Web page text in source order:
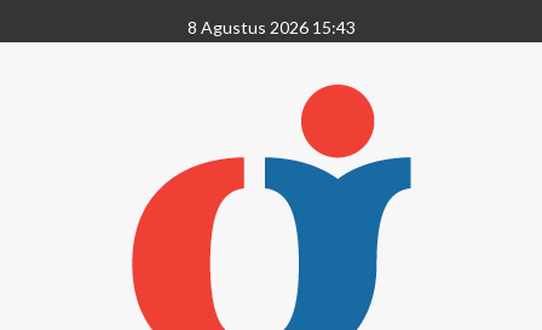
8 Agustus 2026 15:43